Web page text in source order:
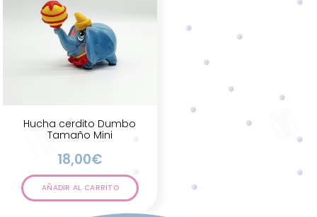
Hucha cerdito Dumbo
Tamaño Mini
18,00€
AÑADIR AL CARRITO